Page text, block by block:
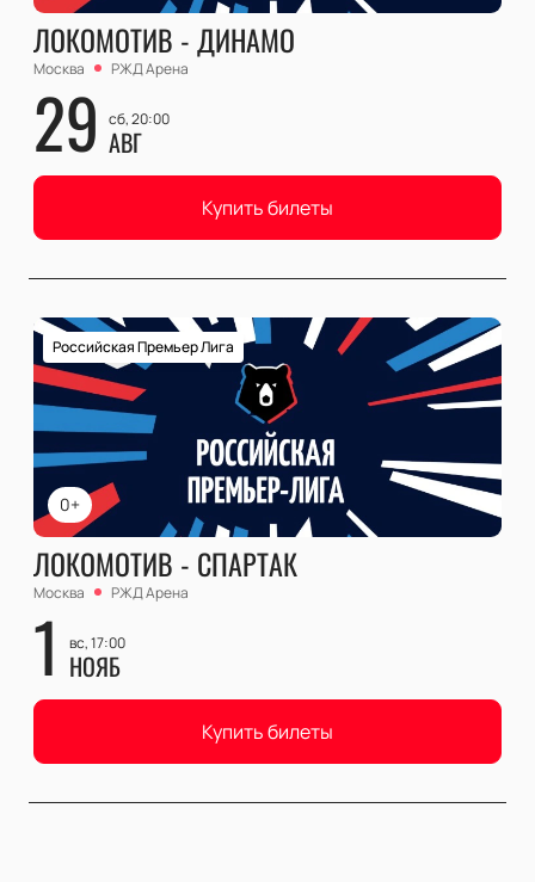
ЛОКОМОТИВ - ДИНАМО
Москва РЖД Арена
29 сб, 20:00
АВГ
Купить билеты
0+
Российская Премьер Лига
ЛОКОМОТИВ - СПАРТАК
Москва РЖД Арена
1 вс, 17:00
НОЯБ
Купить билеты